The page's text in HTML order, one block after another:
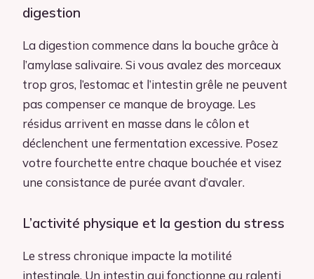
digestion
La digestion commence dans la bouche grâce à
l’amylase salivaire. Si vous avalez des morceaux
trop gros, l’estomac et l’intestin grêle ne peuvent
pas compenser ce manque de broyage. Les
résidus arrivent en masse dans le côlon et
déclenchent une fermentation excessive. Posez
votre fourchette entre chaque bouchée et visez
une consistance de purée avant d’avaler.
L’activité physique et la gestion du stress
Le stress chronique impacte la motilité
intestinale. Un intestin qui fonctionne au ralenti